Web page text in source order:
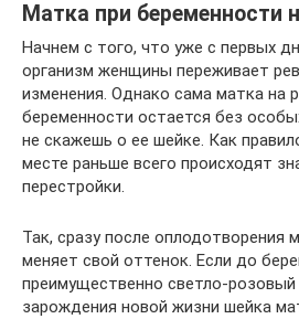
Матка при беременности
Начнем с того, что уже с первых
организм женщины переживает
изменения. Однако сама матка на
беременности остается без
не скажешь о ее шейке. Как
месте раньше всего происходят
перестройки.
Так, сразу после оплодотворения
меняет свой оттенок. Если до
преимущественно светло-розовый
зарождения новой жизни шейка